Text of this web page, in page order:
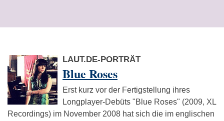
LAUT.DE-PORTRÄT
Blue Roses
Erst kurz vor der Fertigstellung ihres
Longplayer-Debüts "Blue Roses" (2009, XL
Recordings) im November 2008 hat sich die im englischen